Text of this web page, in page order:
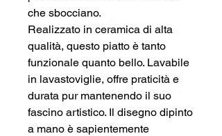
che sbocciano.
Realizzato in ceramica di alta
qualità, questo piatto è tanto
funzionale quanto bello. Lavabile
in lavastoviglie, offre praticità e
durata pur mantenendo il suo
fascino artistico. Il disegno dipinto
a mano è sapientemente